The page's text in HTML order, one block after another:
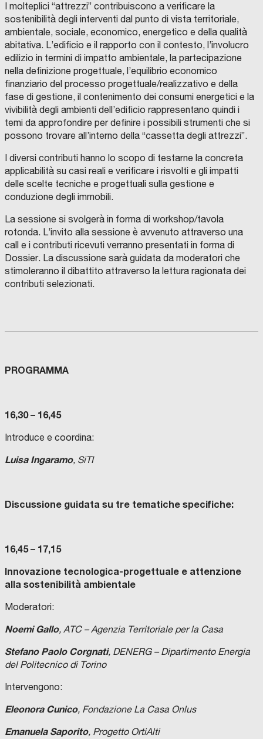
I molteplici “attrezzi” contribuiscono a verificare la
sostenibilità degli interventi dal punto di vista territoriale,
ambientale, sociale, economico, energetico e della qualità
abitativa. L’edificio e il rapporto con il contesto, l’involucro
edilizio in termini di impatto ambientale, la partecipazione
nella definizione progettuale, l’equilibrio economico
finanziario del processo progettuale/realizzativo e della
fase di gestione, il contenimento dei consumi energetici e la
vivibilità degli ambienti dell’edificio rappresentano quindi i
temi da approfondire per definire i possibili strumenti che si
possono trovare all’interno della “cassetta degli attrezzi”.
I diversi contributi hanno lo scopo di testarne la concreta
applicabilità su casi reali e verificare i risvolti e gli impatti
delle scelte tecniche e progettuali sulla gestione e
conduzione degli immobili.
La sessione si svolgerà in forma di workshop/tavola
rotonda. L’invito alla sessione è avvenuto attraverso una
call e i contributi ricevuti verranno presentati in forma di
Dossier. La discussione sarà guidata da moderatori che
stimoleranno il dibattito attraverso la lettura ragionata dei
contributi selezionati.
PROGRAMMA
16,30 – 16,45
Introduce e coordina:
Luisa Ingaramo, SiTI
Discussione guidata su tre tematiche specifiche:
16,45 – 17,15
Innovazione tecnologica-progettuale e attenzione
alla sostenibilità ambientale
Moderatori:
Noemi Gallo, ATC – Agenzia Territoriale per la Casa
Stefano Paolo Corgnati, DENERG – Dipartimento Energia
del Politecnico di Torino
Intervengono:
Eleonora Cunico, Fondazione La Casa Onlus
Emanuela Saporito, Progetto OrtiAlti